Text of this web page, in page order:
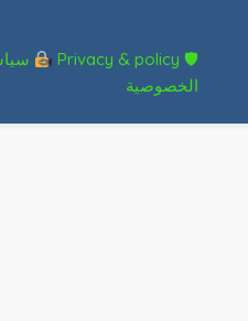
🛡 Privacy & policy
الخصوصية